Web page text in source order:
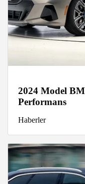
2024 Model
Performans
Haberler